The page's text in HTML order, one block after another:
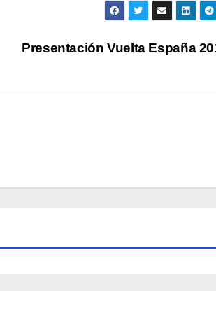
Presentación Vuelta España